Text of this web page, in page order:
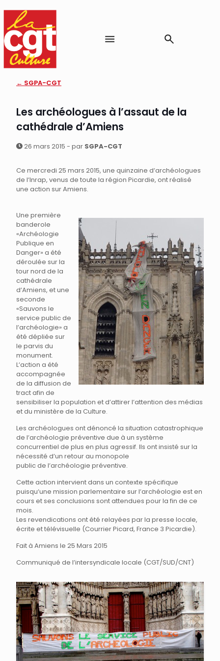
← SGPA-CGT
Les archéologues à lʼassaut de la
cathédrale dʼAmiens
26 mars 2015 - par SGPA-CGT
Ce mercredi 25 mars 2015, une quinzaine dʼarchéologues
de lʼInrap, venus de toute la région Picardie, ont réalisé
une action sur Amiens.
Une première
banderole
«Archéologie
Publique en
Danger» a été
déroulée sur la
tour nord de la
cathédrale
dʼAmiens, et une
seconde
«Sauvons le
service public de
lʼarchéologie» a
été dépliée sur
le parvis du
monument.
Lʼaction a été
accompagnée
de la diffusion de
tract afin de
sensibiliser la population et dʼattirer lʼattention des médias
et du ministère de la Culture.
Les archéologues ont dénoncé la situation catastrophique
de lʼarchéologie préventive due à un système
concurrentiel de plus en plus agressif. Ils ont insisté sur la
nécessité dʼun retour au monopole
public de lʼarchéologie préventive.
Cette action intervient dans un contexte spécifique
puisquʼune mission parlementaire sur lʼarchéologie est en
cours et ses conclusions sont attendues pour la fin de ce
mois.
Les revendications ont été relayées par la presse locale,
écrite et télévisuelle (Courrier Picard, France 3 Picardie).
Fait à Amiens le 25 Mars 2015
Communiqué de l’intersyndicale locale (CGT/SUD/CNT)